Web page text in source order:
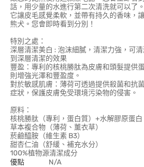
話，用少量的水進行第二次清洗就可以了。
它讓皮毛感覺柔軟，並帶有持久的香味，
熊犬。您會即時看到分別！
特別之處：
深層清潔美白 : 泡沫細膩，清潔力強，可
到深層清潔的效果
豐盈：專利的核桃勝肽為皮膚和頭髮提供
則增強光澤和豐盈度。
對於敏感肌膚：薄荷可透過提供殺菌和抗
症狀，保護皮膚免受環境污染物的侵害。
原料：
核桃勝肽（專利，蛋白質）+水解膠原蛋白
草本複合物（薄荷、薰衣草）
菸鹼醯胺（維生素 B3）
甜杏仁油（舒緩、補充水分）
100%植物源清潔成分
優點
N/A